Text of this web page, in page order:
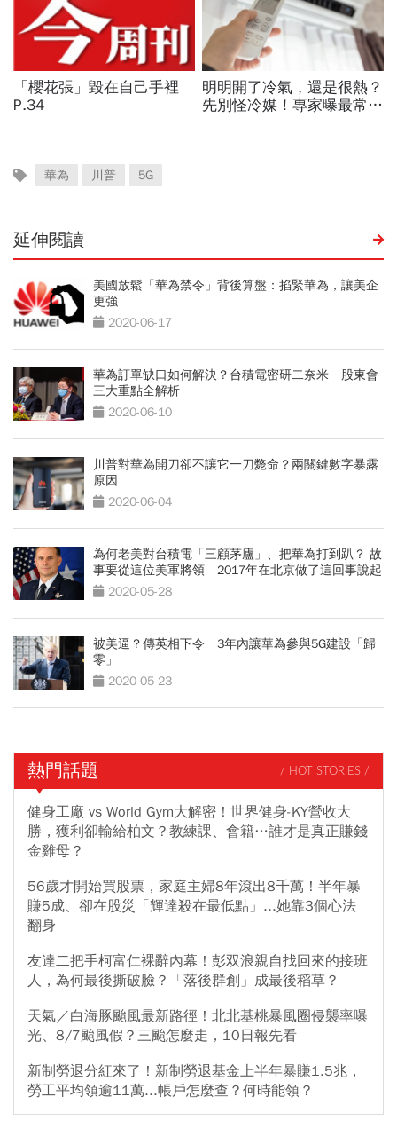
華為 川普 5G
延伸閱讀
美國放鬆「華為禁令」背後算盤：掐緊華為，讓美企
更強
2020-06-17
華為訂單缺口如何解決？台積電密研二奈米 股東會
三大重點全解析
2020-06-10
川普對華為開刀卻不讓它一刀斃命？兩關鍵數字暴露
原因
2020-06-04
為何老美對台積電「三顧茅廬」、把華為打到趴？ 故
事要從這位美軍將領 2017年在北京做了這回事說起
2020-05-28
被美逼？傳英相下令 3年內讓華為參與5G建設「歸
零」
2020-05-23
熱門話題 / HOT STORIES /
健身工廠 vs World Gym大解密！世界健身-KY營收大
勝，獲利卻輸給柏文？教練課、會籍…誰才是真正賺錢
金雞母？
56歲才開始買股票，家庭主婦8年滾出8千萬！半年暴
賺5成、卻在股災「輝達殺在最低點」...她靠3個心法
翻身
友達二把手柯富仁裸辭內幕！彭双浪親自找回來的接班
人，為何最後撕破臉？「落後群創」成最後稻草？
天氣／白海豚颱風最新路徑！北北基桃暴風圈侵襲率曝
光、8/7颱風假？三颱怎麼走，10日報先看
新制勞退分紅來了！新制勞退基金上半年暴賺1.5兆，
勞工平均領逾11萬...帳戶怎麼查？何時能領？